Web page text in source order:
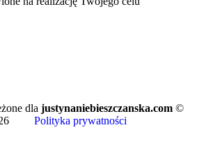
dla justynaniebieszczanska.com ©
Polityka prywatności